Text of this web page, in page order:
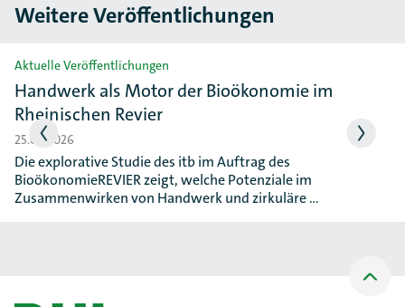
Weitere Veröffentlichungen
Slider überspringen
Aktuelle Veröffentlichungen
Handwerk als Motor der Bioökonomie im
Rheinischen Revier
25.06.2026
Die explorative Studie des itb im Auftrag des
BioökonomieREVIER zeigt, welche Potenziale im
Zusammenwirken von Handwerk und zirkuläre …
oben